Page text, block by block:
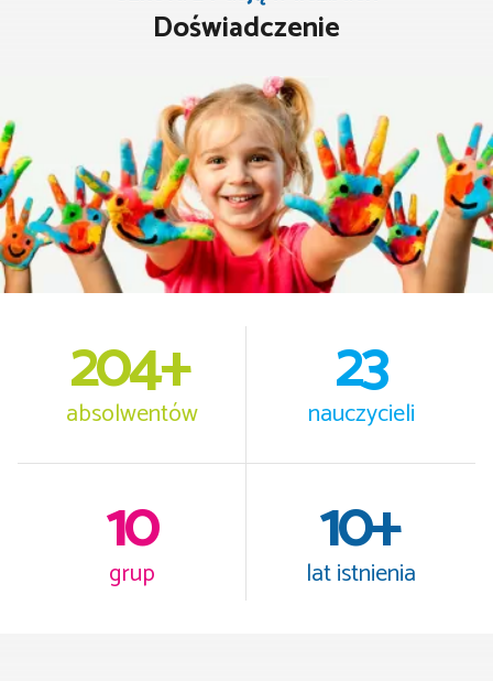
Doświadczenie
204+
absolwentów 23
nauczycieli
10
grup 10+
lat istnienia